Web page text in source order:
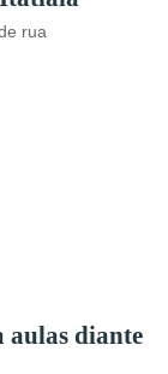
rua
aulas diante